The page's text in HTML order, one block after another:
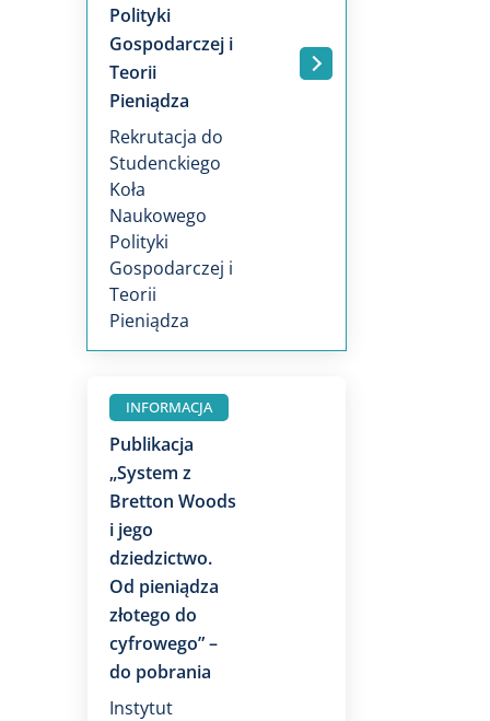
Polityki
Gospodarczej i
Teorii
Pieniądza
Rekrutacja do
Studenckiego
Koła
Naukowego
Polityki
Gospodarczej i
Teorii
Pieniądza
.
INFORMACJA
Publikacja
„System z
Bretton Woods
i jego
dziedzictwo.
Od pieniądza
złotego do
cyfrowego” –
do pobrania
Instytut